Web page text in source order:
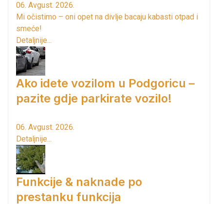
06. Avgust. 2026.
Mi očistimo – oni opet na divlje bacaju kabasti otpad i
smeće!
Detaljnije...
Ako idete vozilom u Podgoricu –
pazite gdje parkirate vozilo!
06. Avgust. 2026.
Detaljnije...
Funkcije & naknade po
prestanku funkcija